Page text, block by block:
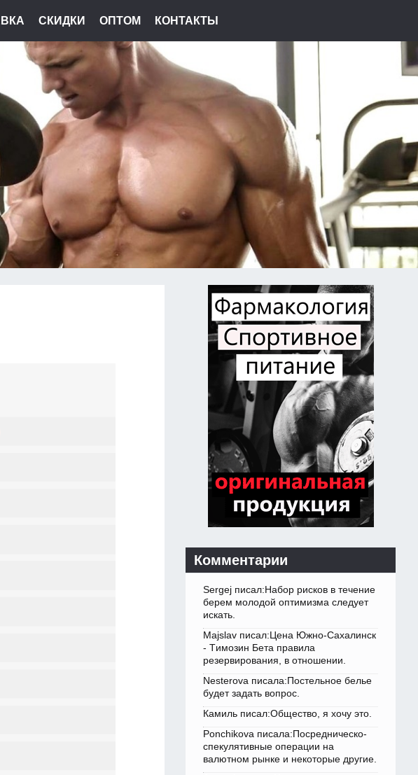
СКИДКИ ОПТОМ КОНТАКТЫ
Комментарии
Sergej писал:Набор рисков в течение
берем молодой оптимизма следует
искать.
Majslav писал:Цена Южно-Сахалинск
- Tимозин Бета правила
резервирования, в отношении.
Nesterova писала:Постельное белье
будет задать вопрос.
Камиль писал:Общество, я хочу это.
Ponchikova писала:Посредническо-
спекулятивные операции на
валютном рынке и некоторые другие.